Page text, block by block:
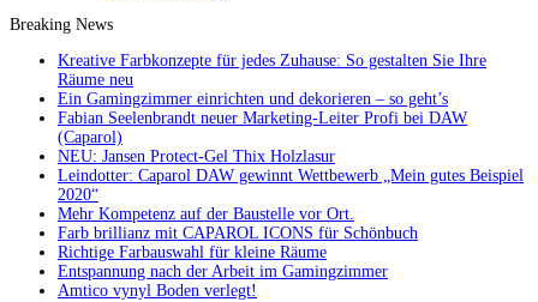
Breaking News
Kreative Farbkonzepte für jedes Zuhause: So gestalten Sie Ihre
Räume neu
Ein Gamingzimmer einrichten und dekorieren – so geht’s
Fabian Seelenbrandt neuer Marketing-Leiter Profi bei DAW
(Caparol)
NEU: Jansen Protect-Gel Thix Holzlasur
Leindotter: Caparol DAW gewinnt Wettbewerb „Mein gutes Beispiel
2020“
Mehr Kompetenz auf der Baustelle vor Ort.
Farb brillianz mit CAPAROL ICONS für Schönbuch
Richtige Farbauswahl für kleine Räume
Entspannung nach der Arbeit im Gamingzimmer
Amtico vynyl Boden verlegt!